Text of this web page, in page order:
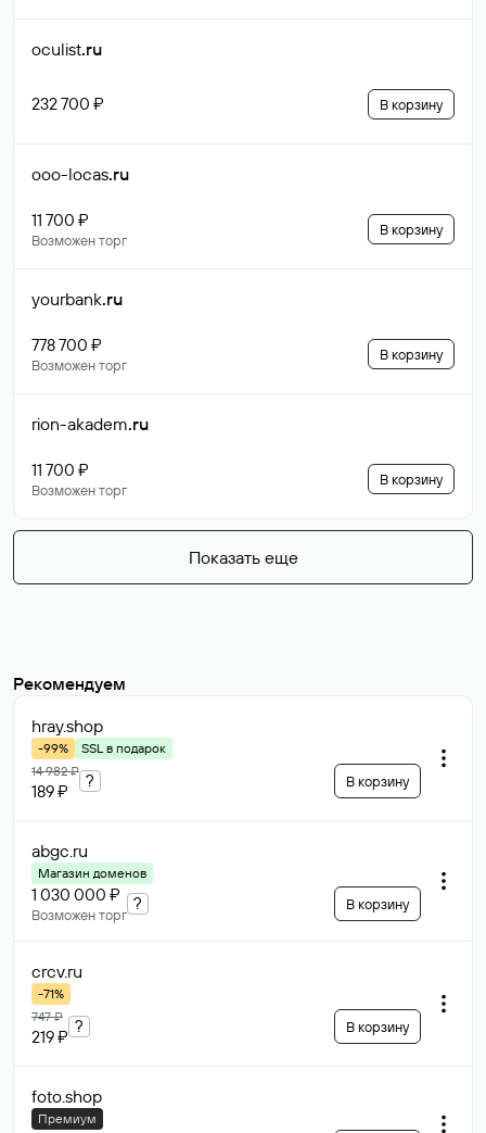
oculist.ru
232 700 ₽ В корзину
ooo-locas.ru
11 700 ₽
Возможен торг
В корзину
yourbank.ru
778 700 ₽
Возможен торг
В корзину
rion-akadem.ru
11 700 ₽
Возможен торг
В корзину
Показать еще
Рекомендуем
hray.shop
-99%
SSL в подарок
14 982 ₽
189 ₽
? В корзину
abgc.ru
Магазин доменов
1 030 000 ₽
Возможен торг
? В корзину
crcv.ru
-71%
747 ₽
219 ₽
? В корзину
foto.shop
Премиум